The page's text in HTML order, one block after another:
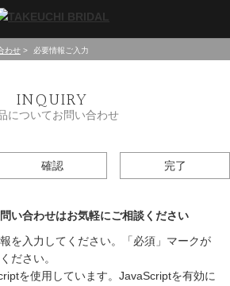
わせ 必要情報ご入力
INQUIRY
についてお問い合わせ
確認 完了
い合わせはお気軽にご相談ください
を入力してください。「必須」マークが
ださい。
を使用しています。JavaScriptを有効に